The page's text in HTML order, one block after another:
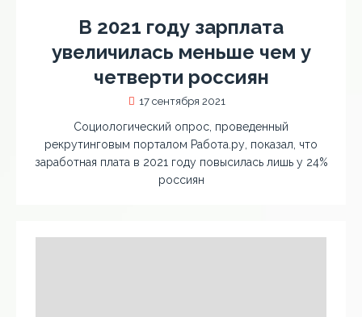
В 2021 году зарплата
увеличилась меньше чем у
четверти россиян
17 сентября 2021
Социологический опрос, проведенный
рекрутинговым порталом Работа.ру, показал, что
заработная плата в 2021 году повысилась лишь у 24%
россиян